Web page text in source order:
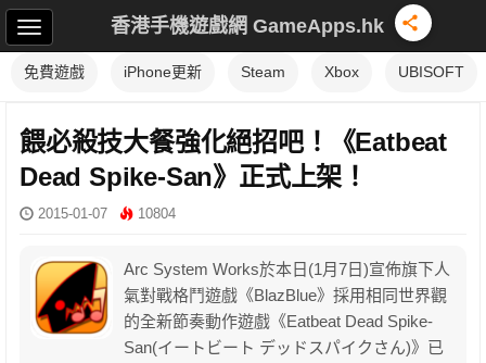
香港手機遊戲網 GameApps.hk
免費遊戲 iPhone更新 Steam Xbox UBISOFT
餵必殺技大餐強化絕招吧！《Eatbeat
Dead Spike-San》正式上架！
2015-01-07 10804
Arc System Works於本日(1月7日)宣佈旗下人
氣對戰格鬥遊戲《BlazBlue》採用相同世界觀
的全新節奏動作遊戲《Eatbeat Dead Spike-
San(イートビート デッドスパイクさん)》已